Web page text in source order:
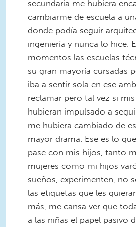
secundaria me hubiera
cambiarme de escuela a
donde podía seguir
ingeniería y nunca lo hice.
momentos las escuelas
su gran mayoría cursadas
iba a sentir sola en ese
reclamar pero tal vez si
hubieran impulsado a
me hubiera cambiado de
mayor drama. Ese es lo
pase con mis hijos, tanto
mujeres como mi hijos
sueños, experimenten, no
las etiquetas que les
más, me cansa ver que
a las niñas el papel pasivo